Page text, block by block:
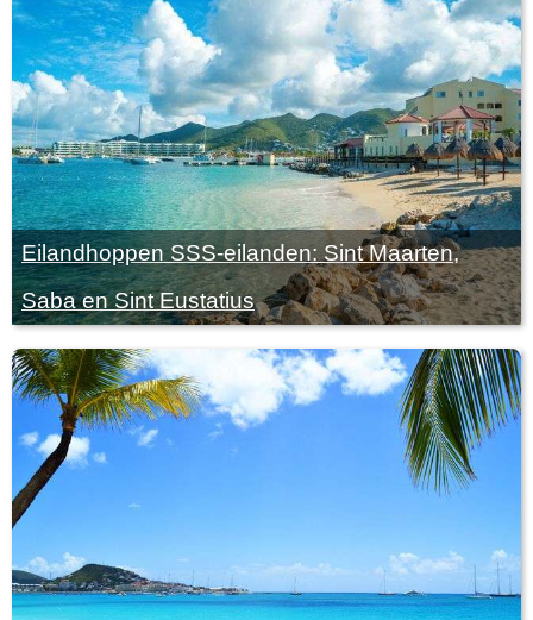
Eilandhoppen SSS-eilanden: Sint Maarten,
Saba en Sint Eustatius